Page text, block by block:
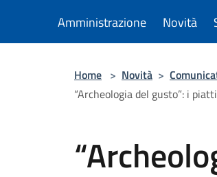
Amministrazione Novità
Home > Novità >
“Archeologia del gusto”: i